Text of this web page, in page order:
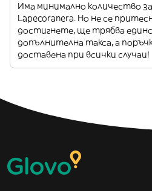
Има минимално количество
Lapecoranera. Но не се
достигнете, ще трябва
допълнителна такса, а
доставена при всички случаи!